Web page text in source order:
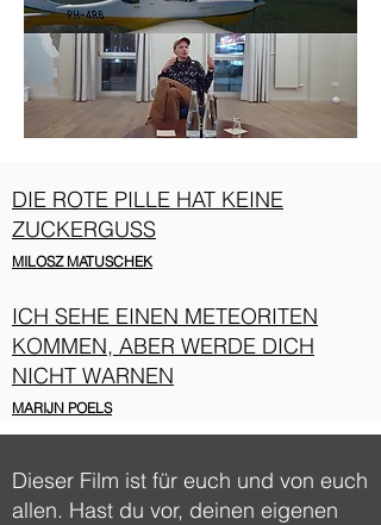
DIE ROTE PILLE HAT KEINE
ZUCKERGUSS
MILOSZ MATUSCHEK
ICH SEHE EINEN METEORITEN
KOMMEN, ABER WERDE DICH
NICHT WARNEN
MARIJN POELS
Dieser Film ist für euch und von euch
allen. Hast du vor, deinen eigenen